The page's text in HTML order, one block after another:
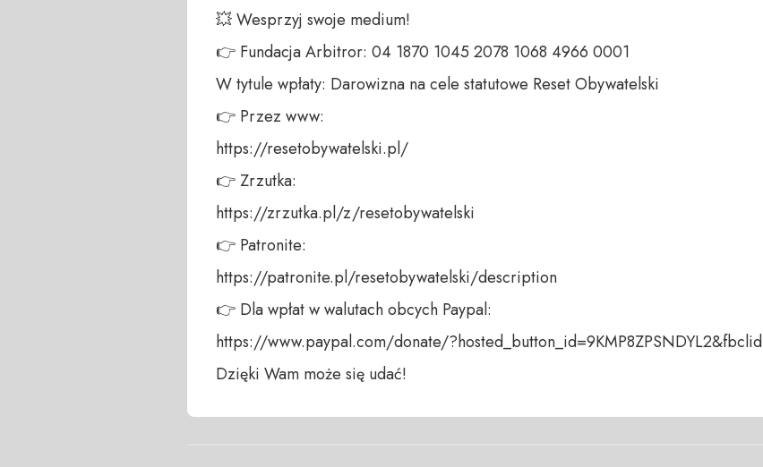
💥 Wesprzyj swoje medium!
👉 Fundacja Arbitror: 04 1870 1045 2078 1068 4966 0001
W tytule wpłaty: Darowizna na cele statutowe Reset Obywatelski
👉 Przez www:
https://resetobywatelski.pl/
👉 Zrzutka:
https://zrzutka.pl/z/resetobywatelski
👉 Patronite:
https://patronite.pl/resetobywatelski/description
👉 Dla wpłat w walutach obcych Paypal:
https://www.paypal.com/donate/?hosted_button_id=9KMP8ZPSNDYL2&fbclid
Dzięki Wam może się udać!